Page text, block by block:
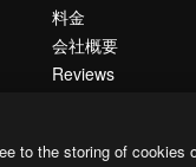
料金
会社概要
Reviews
ブログ
to the storing of cookies